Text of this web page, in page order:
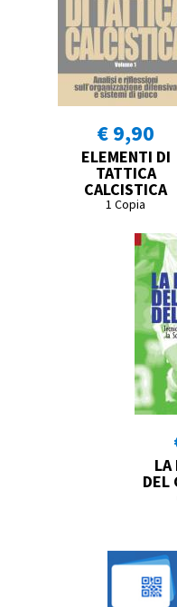
€ 9,90
ELEMENTI DI
TATTICA
CALCISTICA
1 Copia
LA
DEL